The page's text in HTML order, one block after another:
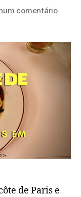
comentárioem
de
Paris
de Paris e